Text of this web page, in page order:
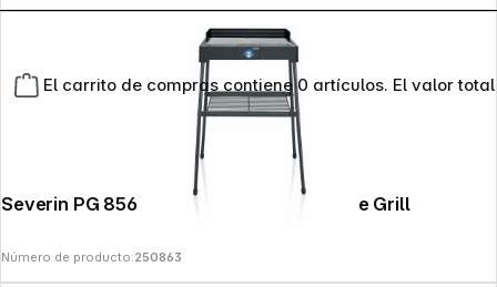
El carrito de compras contiene 0 artículos. El valor
Severin PG 8566 Electric Stand and Table Grill
Número de producto:250863